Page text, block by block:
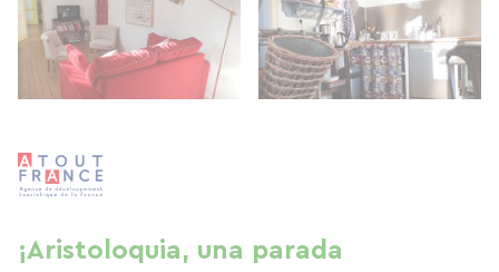
¡Aristoloquia, una parada